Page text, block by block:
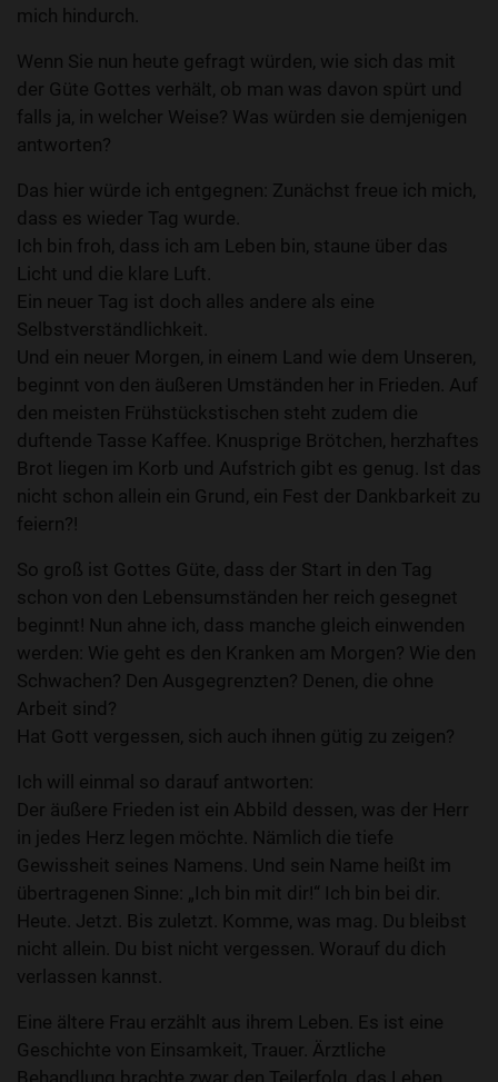
mich hindurch.
Wenn Sie nun heute gefragt würden, wie sich das mit
der Güte Gottes verhält, ob man was davon spürt und
falls ja, in welcher Weise? Was würden sie demjenigen
antworten?
Das hier würde ich entgegnen: Zunächst freue ich mich,
dass es wieder Tag wurde.
Ich bin froh, dass ich am Leben bin, staune über das
Licht und die klare Luft.
Ein neuer Tag ist doch alles andere als eine
Selbstverständlichkeit.
Und ein neuer Morgen, in einem Land wie dem Unseren,
beginnt von den äußeren Umständen her in Frieden. Auf
den meisten Frühstückstischen steht zudem die
duftende Tasse Kaffee. Knusprige Brötchen, herzhaftes
Brot liegen im Korb und Aufstrich gibt es genug. Ist das
nicht schon allein ein Grund, ein Fest der Dankbarkeit zu
feiern?!
So groß ist Gottes Güte, dass der Start in den Tag
schon von den Lebensumständen her reich gesegnet
beginnt! Nun ahne ich, dass manche gleich einwenden
werden: Wie geht es den Kranken am Morgen? Wie den
Schwachen? Den Ausgegrenzten? Denen, die ohne
Arbeit sind?
Hat Gott vergessen, sich auch ihnen gütig zu zeigen?
Ich will einmal so darauf antworten:
Der äußere Frieden ist ein Abbild dessen, was der Herr
in jedes Herz legen möchte. Nämlich die tiefe
Gewissheit seines Namens. Und sein Name heißt im
übertragenen Sinne: „Ich bin mit dir!“ Ich bin bei dir.
Heute. Jetzt. Bis zuletzt. Komme, was mag. Du bleibst
nicht allein. Du bist nicht vergessen. Worauf du dich
verlassen kannst.
Eine ältere Frau erzählt aus ihrem Leben. Es ist eine
Geschichte von Einsamkeit, Trauer. Ärztliche
Behandlung brachte zwar den Teilerfolg, das Leben